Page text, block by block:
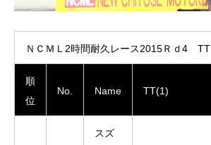
ＮＣＭＬ2時間耐久レース2015Ｒｄ4 TT
順
位
No. Name TT(1)
スズ